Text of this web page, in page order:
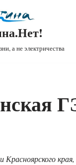
а не электричества